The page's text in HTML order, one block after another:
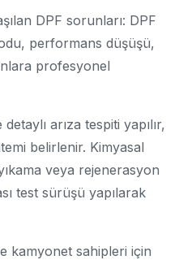
DPF sorunları: DPF
performans düşüşü,
profesyonel
arıza tespiti yapılır,
belirlenir. Kimyasal
veya rejenerasyon
test sürüşü yapılarak
kamyonet sahipleri için